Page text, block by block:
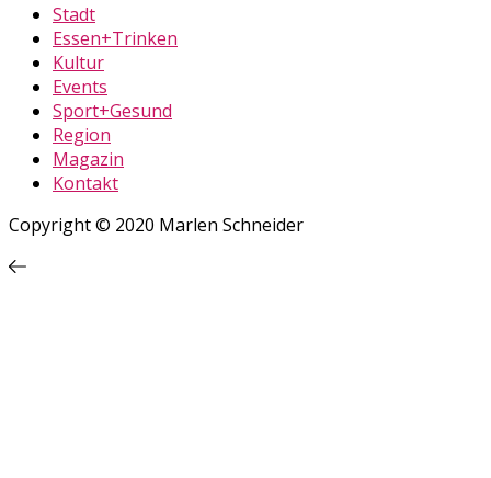
Stadt
Essen+Trinken
Kultur
Events
Sport+Gesund
Region
Magazin
Kontakt
Copyright © 2020 Marlen Schneider